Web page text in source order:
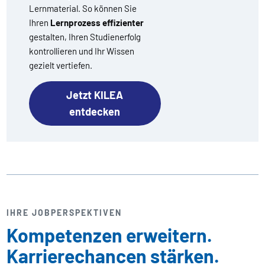
Lernmaterial. So können Sie
Ihren Lernprozess effizienter
gestalten, Ihren Studienerfolg
kontrollieren und Ihr Wissen
gezielt vertiefen.
Jetzt KILEA
entdecken
IHRE JOBPERSPEKTIVEN
Kompetenzen erweitern.
Karrierechancen stärken.